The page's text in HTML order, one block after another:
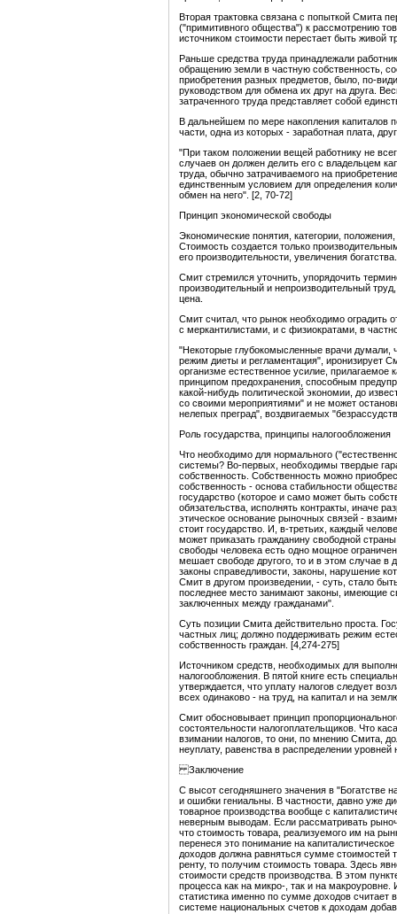
Вторая трактовка связана с попыткой Смита
("примитивного общества") к рассмотрению
источником стоимости перестает быть живой
Раньше средства труда принадлежали
обращению земли в частную собственность,
приобретения разных предметов, было, по-
руководством для обмена их друг на друга.
затраченного труда представляет собой
В дальнейшем по мере накопления капиталов
части, одна из которых - заработная плата,
"При таком положении вещей работнику не
случаев он должен делить его с владельцем
труда, обычно затрачиваемого на
единственным условием для определения
обмен на него". [2, 70-72]
Принцип экономической свободы
Экономические понятия, категории,
Стоимость создается только
его производительности, увеличения богатства.
Смит стремился уточнить, упорядочить
производительный и непроизводительный
цена.
Смит считал, что рынок необходимо оградить
с меркантилистами, и с физиократами, в
"Некоторые глубокомысленные врачи думали,
режим диеты и регламентация", иронизирует
организме естественное усилие,
принципом предохранения, способным
какой-нибудь политической экономии, до
со своими мероприятиями" и не может
нелепых преград", воздвигаемых
Роль государства, принципы налогообложения
Что необходимо для нормального
системы? Во-первых, необходимы твердые
собственность. Собственность можно
собственность - основа стабильности
государство (которое и само может быть
обязательства, исполнять контракты, иначе
этическое основание рыночных связей -
стоит государство. И, в-третьих, каждый
может приказать гражданину свободной
свободы человека есть одно мощное
мешает свободе другого, то и в этом случае
законы справедливости, законы, нарушение
Смит в другом произведении, - суть, стало
последнее место занимают законы, имеющие
заключенных между гражданами".
Суть позиции Смита действительно проста.
частных лиц; должно поддерживать режим
собственность граждан. [4,274-275]
Источником средств, необходимых для
налогообложения. В пятой книге есть
утверждается, что уплату налогов следует
всех одинаково - на труд, на капитал и на
Смит обосновывает принцип
состоятельности налогоплательщиков. Что
взимании налогов, то они, по мнению Смита,
неуплату, равенства в распределении уровней
Заключение
С высот сегодняшнего значения в "Богатстве
и ошибки гениальны. В частности, давно уже
товарное производства вообще с
неверным выводам. Если рассматривать
что стоимость товара, реализуемого им на
перенеся это понимание на
доходов должна равняться сумме стоимостей
ренту, то получим стоимость товара. Здесь
стоимости средств производства. В этом
процесса как на микро-, так и на
статистика именно по сумме доходов
системе национальных счетов к доходам